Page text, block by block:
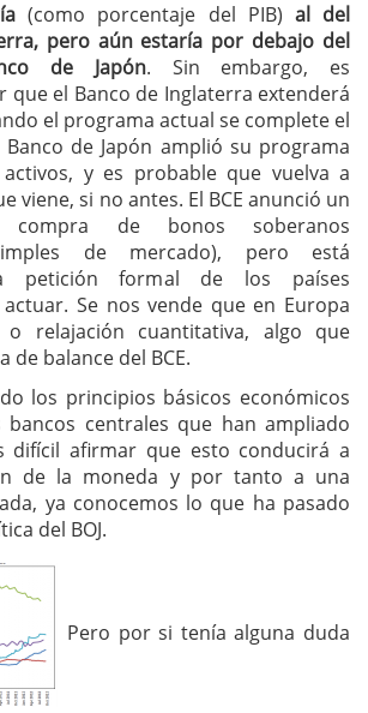
(como porcentaje del PIB) al del
pero aún estaría por debajo del
de Japón. Sin embargo, es
que el Banco de Inglaterra extenderá
el programa actual se complete el
de Japón amplió su programa
y es probable que vuelva a
viene, si no antes. El BCE anunció un
compra de bonos soberanos
de mercado), pero está
petición formal de los países
Se nos vende que en Europa
relajación cuantitativa, algo que
de balance del BCE.
los principios básicos económicos
centrales que han ampliado
difícil afirmar que esto conducirá a
de la moneda y por tanto a una
ya conocemos lo que ha pasado
del BOJ.
Pero por si tenía alguna duda